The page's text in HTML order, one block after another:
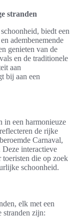
stranden
biedt een
en adembenemende
genieten van de
en de traditionele
aan
bij aan een
in een harmonieuze
de rijke
Carnaval,
interactieve
die op zoek
schoonheid.
elk met een
stranden zijn: